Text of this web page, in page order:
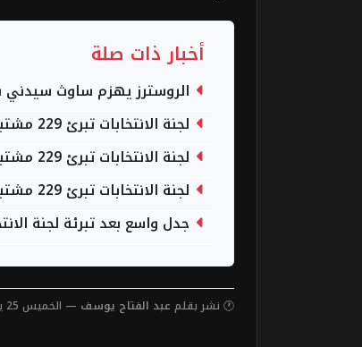
أخبار ذات صلة
الروسترز يهزم ساوث
لجنة الانتخابات تبرئ 229 مشتبهاً في قضية التواطؤ بمجلس الشيوخ
لجنة الانتخابات تبرئ 229 مشتبهاً بهم في قضية التواطؤ بمجلس الشيوخ
لجنة الانتخابات تبرئ 229 مشتبهاً في قضية التواطؤ بمجلس الشيوخ
جدل واسع بعد تبرئة لجنة
🕐 نشر بقلم عبد الفتاح يوسف — الخميس 25 يونيو 2026 — 5:48 صباحاً